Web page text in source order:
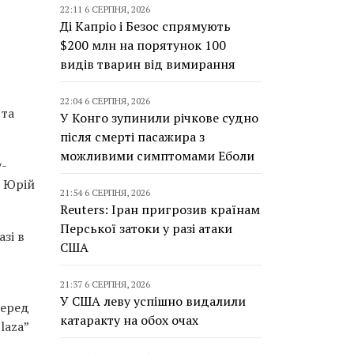
Юрій
в
22:11 6 СЕРПНЯ, 2026
Ді Капріо і Безос спрямують
$200 млн на порятунок 100
видів тварин від вимирання
22:04 6 СЕРПНЯ, 2026
У Конго зупинили річкове судно
після смерті пасажира з
можливими симптомами Еболи
21:54 6 СЕРПНЯ, 2026
Reuters: Іран пригрозив країнам
Перської затоки у разі атаки
США
21:37 6 СЕРПНЯ, 2026
У США леву успішно видалили
катаракту на обох очах